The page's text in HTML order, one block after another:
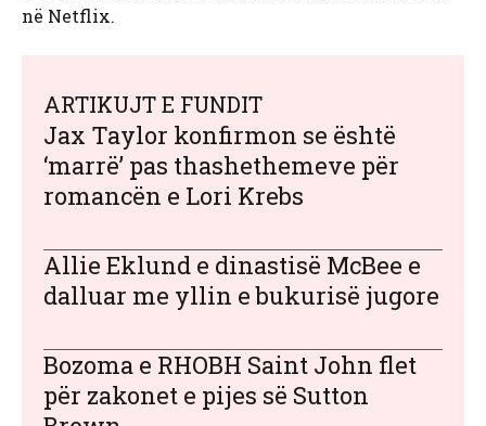
në Netflix.
ARTIKUJT E FUNDIT
Jax Taylor konfirmon se është
‘marrë’ pas thashethemeve për
romancën e Lori Krebs
Allie Eklund e dinastisë McBee e
dalluar me yllin e bukurisë jugore
Bozoma e RHOBH Saint John flet
për zakonet e pijes së Sutton